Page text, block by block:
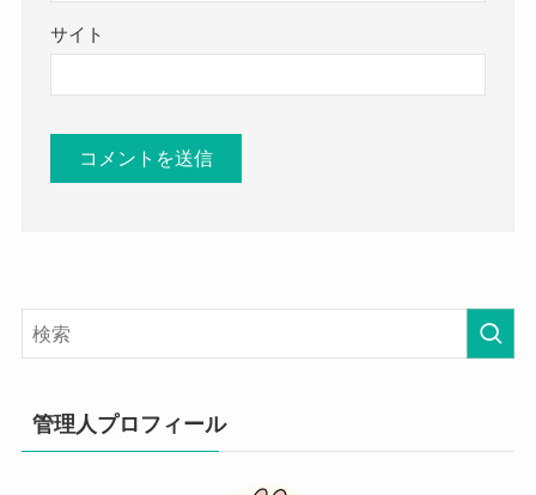
サイト
管理人プロフィール